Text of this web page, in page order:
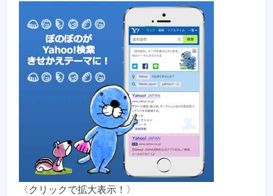
〈クリックで拡大表示！〉